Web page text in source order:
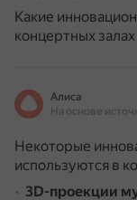
Какие
концертных
Алиса
Некоторые
используются в
3D-проекции